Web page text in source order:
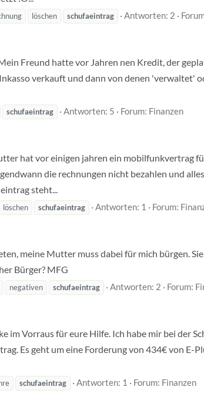
löschen schufaeintrag Antworten: 2
Freund hatte vor Jahren nen Kredit, der
verkauft und dann von denen 'verwaltet'
schufaeintrag Antworten: 5 Forum: Finanzen
hat vor einigen jahren ein mobilfunkvertrag
die rechnungen nicht bezahlen und
steht...
löschen schufaeintrag Antworten: 1 Forum:
meine Mutter muss dabei für mich bürgen.
Bürger? MFG
negativen schufaeintrag Antworten: 2 Forum:
im Vorraus für eure Hilfe. Ich habe mir bei der
Es geht um eine Forderung von 434€ von E-
schufaeintrag Antworten: 1 Forum: Finanzen